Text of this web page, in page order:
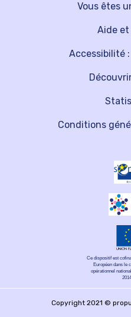
Vous êtes
Aide
Accessibilité
Conditions
Ce dispositif est
Européen dans le
opérationnel
Copyright 2021 ©